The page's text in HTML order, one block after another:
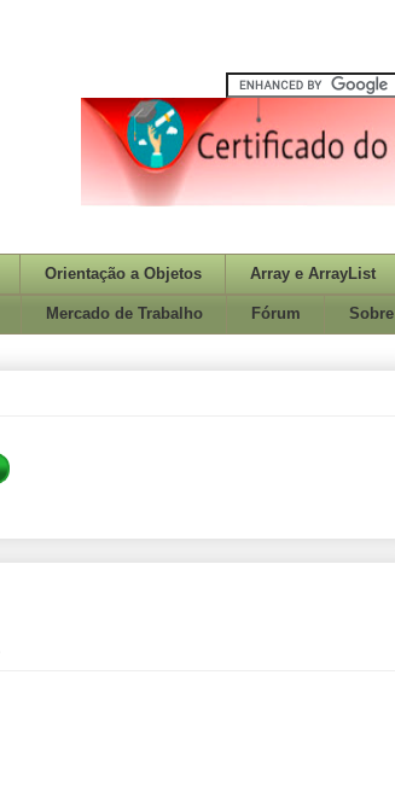
Orientação a Objetos Array e ArrayList
Mercado de Trabalho Fórum Sobre